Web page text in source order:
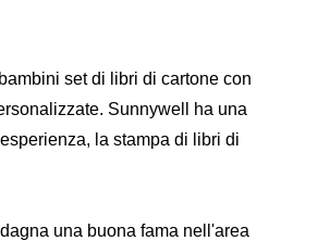
set di libri di cartone con
Sunnywell ha una
la stampa di libri di
una buona fama nell'area